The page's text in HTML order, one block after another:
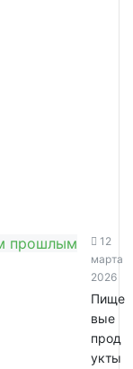
12
марта
2026
Пище
вые
прод
укты